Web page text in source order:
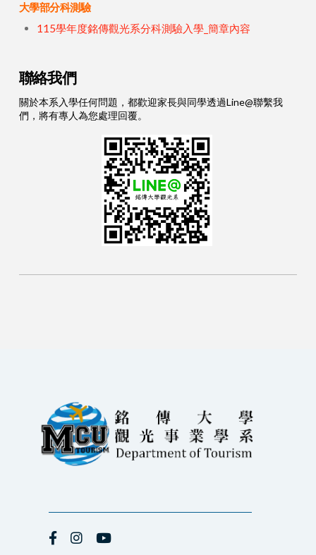
大學部分科測驗
115學年度銘傳觀光系分科測驗入學_簡章內容
聯絡我們
關於本系入學任何問題，都歡迎家長與同學透過Line@聯繫我
們，將有專人為您處理回覆。